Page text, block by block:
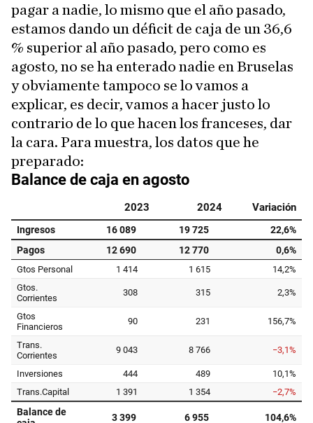
pagar a nadie, lo mismo que el año pasado,
estamos dando un déficit de caja de un 36,6
% superior al año pasado, pero como es
agosto, no se ha enterado nadie en Bruselas
y obviamente tampoco se lo vamos a
explicar, es decir, vamos a hacer justo lo
contrario de lo que hacen los franceses, dar
la cara. Para muestra, los datos que he
preparado: